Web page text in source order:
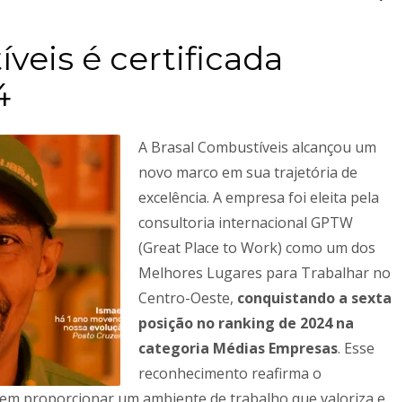
Fone: (61) 3035-6666
enviando um e-mail para contato@brasal.com.br. Obrigado!
é certificada
A Brasal Combustíveis alcançou um
novo marco em sua trajetória de
excelência. A empresa foi eleita pela
consultoria internacional GPTW
(Great Place to Work) como um dos
Melhores Lugares para Trabalhar no
Centro-Oeste, conquistando a sexta
posição no ranking de 2024 na
categoria Médias Empresas. Esse
reconhecimento reafirma o